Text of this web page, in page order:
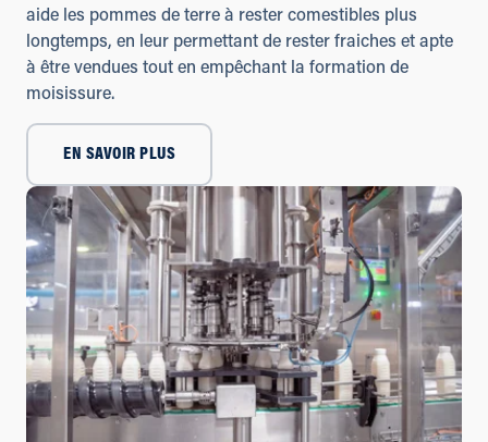
aide les pommes de terre à rester comestibles plus
longtemps, en leur permettant de rester fraiches et apte
à être vendues tout en empêchant la formation de
moisissure.
EN SAVOIR PLUS